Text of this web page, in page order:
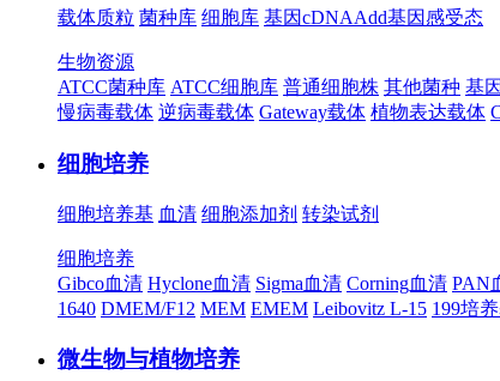
载体质粒 菌种库 细胞库 基因cDNAAdd基因感受态
生物资源
ATCC菌种库 ATCC细胞库 普通细胞株 其他菌种 基
慢病毒载体 逆病毒载体 Gateway载体 植物表达载体
细胞培养
细胞培养基 血清 细胞添加剂 转染试剂
细胞培养
Gibco血清 Hyclone血清 Sigma血清 Corning血清 PAN
1640 DMEM/F12 MEM EMEM Leibovitz L-15 199培
微生物与植物培养